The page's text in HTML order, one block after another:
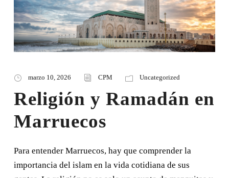
marzo 10, 2026 CPM Uncategorized
Religión y Ramadán en
Marruecos
Para entender Marruecos, hay que comprender la
importancia del islam en la vida cotidiana de sus